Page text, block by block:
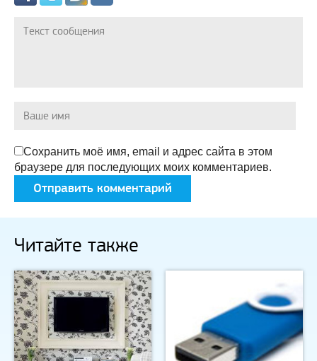
Сохранить моё имя, email и адрес сайта в этом
браузере для последующих моих комментариев.
Читайте также